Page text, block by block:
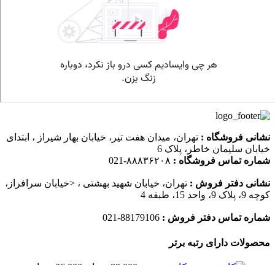
نشانی فروشگاه : تهران، میدان هفت تیر، خیابان بهار شیراز ، ابتدای
خیابان سلیمان خاطر، پلاک 6
شماره تماس فروشگاه :
نشانی دفتر فروش : تهران، خیابان شهید بهشتی ، <خیابان سرافراز،
کوچه 9، پلاک 9، واحد 15، طبقه 4
شماره تماس دفتر فروش :
محصولات دارای رتبه برتر